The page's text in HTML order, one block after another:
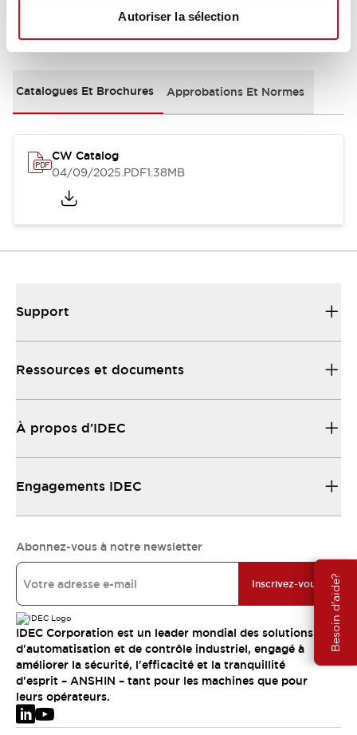
Autoriser la sélection
Besoin d'aide?
Documents et fichiers
Catalogues Et Brochures Approbations Et Normes
CW Catalog
04/09/2025.PDF1.38MB
Support
Ressources et documents
À propos d’IDEC
Engagements IDEC
Abonnez-vous à notre newsletter
Inscrivez-vous
IDEC Corporation est un leader mondial des solutions
d'automatisation et de contrôle industriel, engagé à
améliorer la sécurité, l'efficacité et la tranquillité
d'esprit – ANSHIN – tant pour les machines que pour
leurs opérateurs.